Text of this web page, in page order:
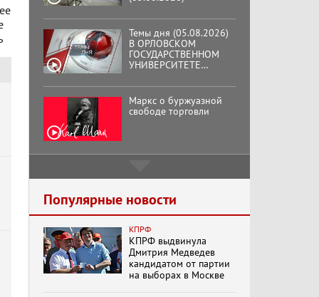
АУДИТОРИЯ ИМЕНИ
ЗНАМЕНИТОГО
ВЫПУСКНИКА,
ГЕННАДИЯ ЗЮГАНОВА.
Маркс о буржуазной
свободе торговли
Подмосковный
кооператор
«Додоговаривались...»
Бренды Советской
эпохи "Гжель"
Популярные новости
КПРФ
КПРФ выдвинула
Дмитрия Медведев
кандидатом от партии
на выборах в Москве